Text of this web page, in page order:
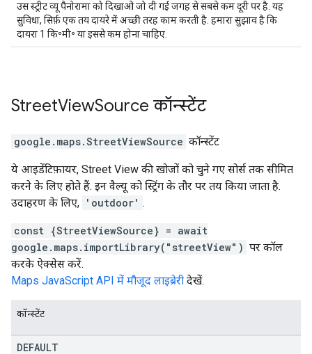
उस स्ट्रीट व्यू पैनोरामा को दिखाओ जो दी गई जगह से सबसे कम दूरी पर है. यह
सुविधा, सिर्फ़ एक तय दायरे में अच्छी तरह काम करती है. हमारा सुझाव है कि
दायरा 1 कि॰मी॰ या इससे कम होना चाहिए.
StreetViewSource कॉन्स्टेंट
google.maps.StreetViewSource कॉन्स्टेंट
ये आइडेंटिफ़ायर, Street View की खोजों को चुने गए सोर्स तक सीमित
करने के लिए होते हैं. इन वैल्यू को स्ट्रिंग के तौर पर तय किया जाता है.
उदाहरण के लिए, 'outdoor' .
const {StreetViewSource} = await
google.maps.importLibrary("streetView") पर कॉल
करके ऐक्सेस करें.
Maps JavaScript API में मौजूद लाइब्रेरी देखें.
कॉन्स्टेंट
DEFAULT